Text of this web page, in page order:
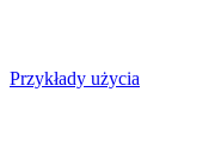
Przykłady użycia